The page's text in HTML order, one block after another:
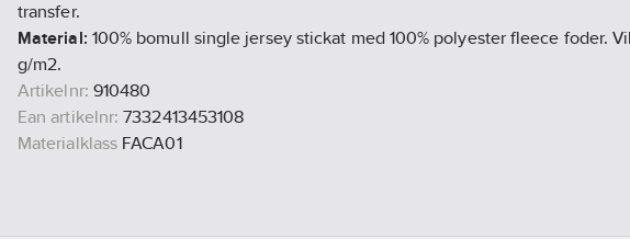
transfer.
Material: 100% bomull single jersey stickat med 100% polyester fleece foder.
g/m2.
Artikelnr: 910480
Ean artikelnr: 7332413453108
Materialklass FACA01